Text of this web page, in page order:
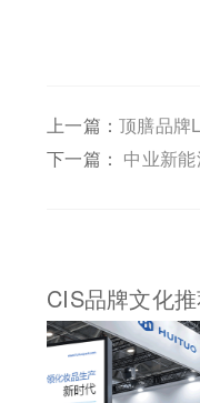
上一篇：顶膳品牌
下一篇： 中业新
CIS品牌文化